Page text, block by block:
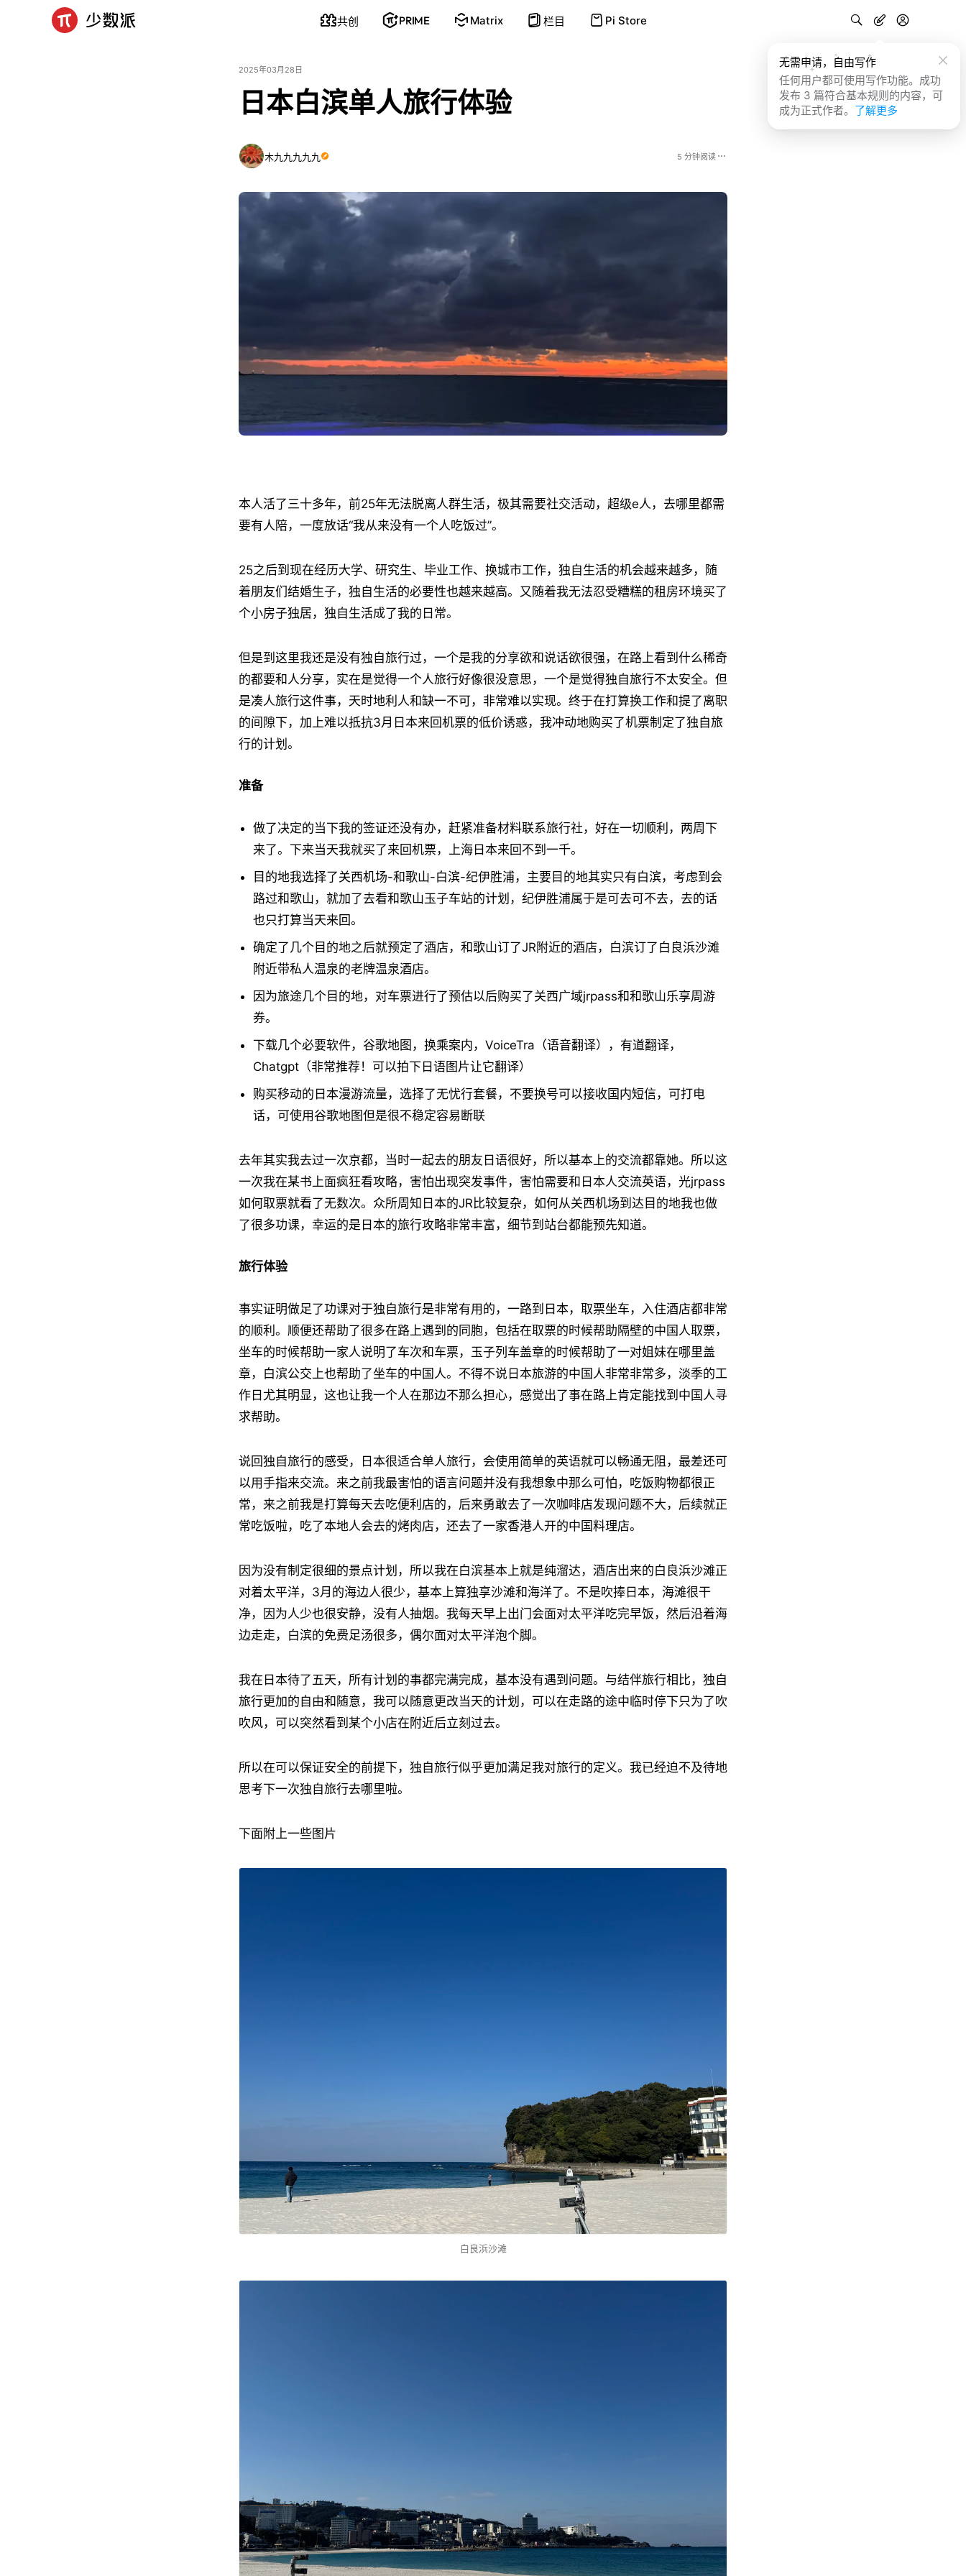
共创 PRIME Matrix 栏目 Pi Store
无需申请，自由写作
任何用户都可使用写作功能。成功
发布 3 篇符合基本规则的内容，可
成为正式作者。 了解更多
2025年03月28日
日本白滨单人旅行体验
木九九九九九 5 分钟阅读
本人活了三十多年，前25年无法脱离人群生活，极其需要社交活动，超级e人，去哪里都需
要有人陪，一度放话“我从来没有一个人吃饭过”。
25之后到现在经历大学、研究生、毕业工作、换城市工作，独自生活的机会越来越多，随
着朋友们结婚生子，独自生活的必要性也越来越高。又随着我无法忍受糟糕的租房环境买了
个小房子独居，独自生活成了我的日常。
但是到这里我还是没有独自旅行过，一个是我的分享欲和说话欲很强，在路上看到什么稀奇
的都要和人分享，实在是觉得一个人旅行好像很没意思，一个是觉得独自旅行不太安全。但
是凑人旅行这件事，天时地利人和缺一不可，非常难以实现。终于在打算换工作和提了离职
的间隙下，加上难以抵抗3月日本来回机票的低价诱惑，我冲动地购买了机票制定了独自旅
行的计划。
准备
做了决定的当下我的签证还没有办，赶紧准备材料联系旅行社，好在一切顺利，两周下
来了。下来当天我就买了来回机票，上海日本来回不到一千。
目的地我选择了关西机场-和歌山-白滨-纪伊胜浦，主要目的地其实只有白滨，考虑到会
路过和歌山，就加了去看和歌山玉子车站的计划，纪伊胜浦属于是可去可不去，去的话
也只打算当天来回。
确定了几个目的地之后就预定了酒店，和歌山订了JR附近的酒店，白滨订了白良浜沙滩
附近带私人温泉的老牌温泉酒店。
因为旅途几个目的地，对车票进行了预估以后购买了关西广域jrpass和和歌山乐享周游
券。
下载几个必要软件，谷歌地图，换乘案内，VoiceTra（语音翻译），有道翻译，
Chatgpt（非常推荐！可以拍下日语图片让它翻译）
购买移动的日本漫游流量，选择了无忧行套餐，不要换号可以接收国内短信，可打电
话，可使用谷歌地图但是很不稳定容易断联
去年其实我去过一次京都，当时一起去的朋友日语很好，所以基本上的交流都靠她。所以这
一次我在某书上面疯狂看攻略，害怕出现突发事件，害怕需要和日本人交流英语，光jrpass
如何取票就看了无数次。众所周知日本的JR比较复杂，如何从关西机场到达目的地我也做
了很多功课，幸运的是日本的旅行攻略非常丰富，细节到站台都能预先知道。
旅行体验
事实证明做足了功课对于独自旅行是非常有用的，一路到日本，取票坐车，入住酒店都非常
的顺利。顺便还帮助了很多在路上遇到的同胞，包括在取票的时候帮助隔壁的中国人取票，
坐车的时候帮助一家人说明了车次和车票，玉子列车盖章的时候帮助了一对姐妹在哪里盖
章，白滨公交上也帮助了坐车的中国人。不得不说日本旅游的中国人非常非常多，淡季的工
作日尤其明显，这也让我一个人在那边不那么担心，感觉出了事在路上肯定能找到中国人寻
求帮助。
说回独自旅行的感受，日本很适合单人旅行，会使用简单的英语就可以畅通无阻，最差还可
以用手指来交流。来之前我最害怕的语言问题并没有我想象中那么可怕，吃饭购物都很正
常，来之前我是打算每天去吃便利店的，后来勇敢去了一次咖啡店发现问题不大，后续就正
常吃饭啦，吃了本地人会去的烤肉店，还去了一家香港人开的中国料理店。
因为没有制定很细的景点计划，所以我在白滨基本上就是纯溜达，酒店出来的白良浜沙滩正
对着太平洋，3月的海边人很少，基本上算独享沙滩和海洋了。不是吹捧日本，海滩很干
净，因为人少也很安静，没有人抽烟。我每天早上出门会面对太平洋吃完早饭，然后沿着海
边走走，白滨的免费足汤很多，偶尔面对太平洋泡个脚。
我在日本待了五天，所有计划的事都完满完成，基本没有遇到问题。与结伴旅行相比，独自
旅行更加的自由和随意，我可以随意更改当天的计划，可以在走路的途中临时停下只为了吹
吹风，可以突然看到某个小店在附近后立刻过去。
所以在可以保证安全的前提下，独自旅行似乎更加满足我对旅行的定义。我已经迫不及待地
思考下一次独自旅行去哪里啦。
下面附上一些图片
白良浜沙滩